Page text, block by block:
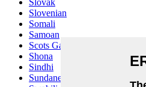
Slovenian
Somali
Samoan
Scots Gaelic
Shona
Sindhi
Sundanese